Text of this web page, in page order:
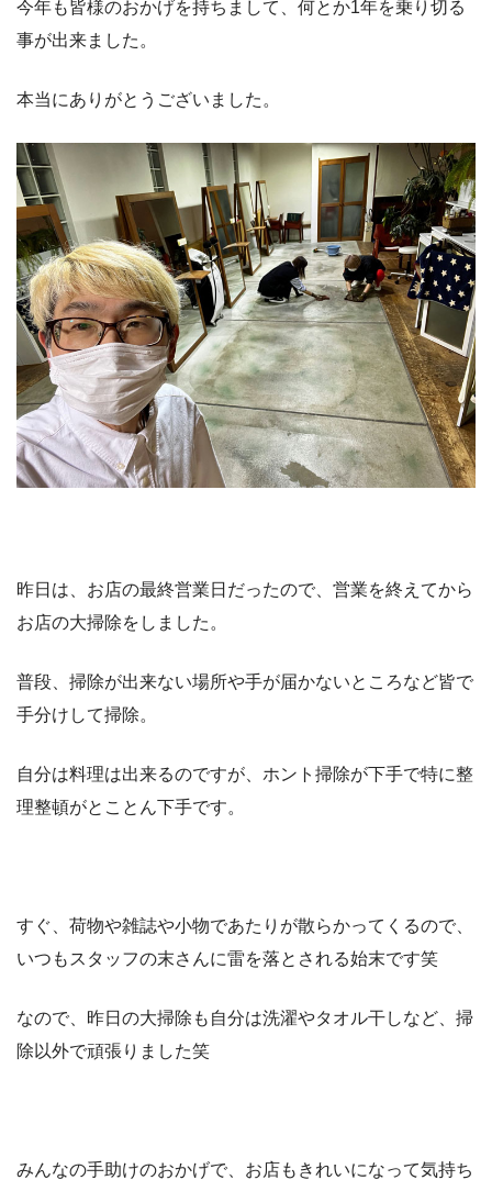
今年も皆様のおかげを持ちまして、何とか1年を乗り切る
事が出来ました。
本当にありがとうございました。
昨日は、お店の最終営業日だったので、営業を終えてから
お店の大掃除をしました。
普段、掃除が出来ない場所や手が届かないところなど皆で
手分けして掃除。
自分は料理は出来るのですが、ホント掃除が下手で特に整
理整頓がとことん下手です。
すぐ、荷物や雑誌や小物であたりが散らかってくるので、
いつもスタッフの末さんに雷を落とされる始末です笑
なので、昨日の大掃除も自分は洗濯やタオル干しなど、掃
除以外で頑張りました笑
みんなの手助けのおかげで、お店もきれいになって気持ち